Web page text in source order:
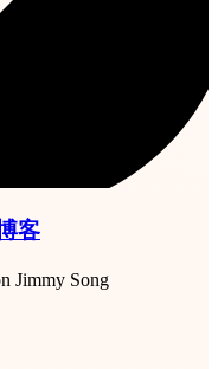
客
Jimmy Song